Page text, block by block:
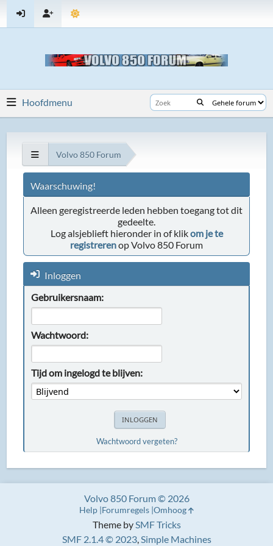
Hoofdmenu
Volvo 850 Forum
Waarschuwing!
Alleen geregistreerde leden hebben toegang tot dit
gedeelte.
Log alsjeblieft hieronder in of klikom je te
registrerenop Volvo 850 Forum
Inloggen
Gebruikersnaam:
Wachtwoord:
Tijd om ingelogd te blijven:
Wachtwoord vergeten?
Theme bySMF Tricks
SMF 2.1.4 © 2023,Simple Machines
Volvo 850 Forum © 2026
Help Forumregels Omhoog